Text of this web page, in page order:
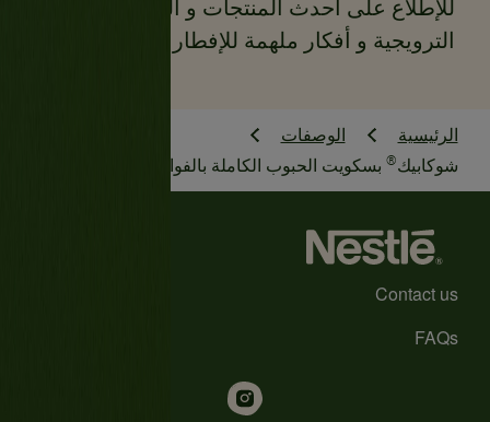
للإطلاع على أحدث المنتجات و العروضات
الترويجية و أفكار ملهمة للإفطار و المزيد
الرئيسية
الوصفات
شوكابيك® بسكويت الحبوب الكاملة بالفواكه والمكسرات
Contact us
FAQs